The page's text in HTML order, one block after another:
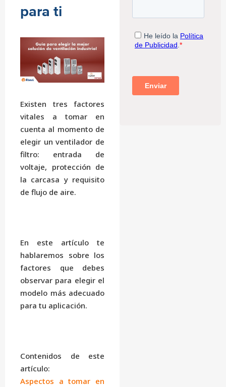
para ti
Existen tres factores
vitales a tomar en
cuenta al momento de
elegir un ventilador de
filtro: entrada de
voltaje, protección de
la carcasa y requisito
de flujo de aire.
En este artículo te
hablaremos sobre los
factores que debes
observar para elegir el
modelo más adecuado
para tu aplicación.
Contenidos de este
artículo:
Aspectos a tomar en